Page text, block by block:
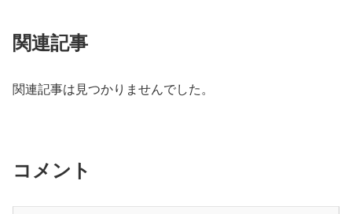
関連記事
関連記事は見つかりませんでした。
コメント